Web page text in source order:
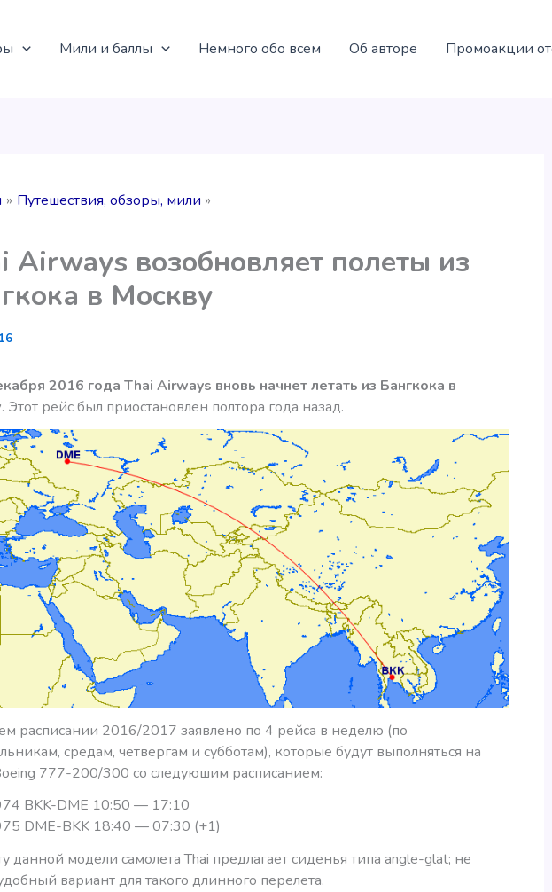
Мили и баллы Немного обо всем Об авторе Промоакции
Путешествия, обзоры, мили
Airways возобновляет полеты из
в Москву
2016 года Thai Airways вновь начнет летать из Бангкока в
. Этот рейс был приостановлен полтора года назад.
расписании 2016/2017 заявлено по 4 рейса в неделю (по
средам, четвергам и субботам), которые будут выполняться на
777-200/300 со следуюшим расписанием:
BKK-DME 10:50 — 17:10
DME-BKK 18:40 — 07:30 (+1)
данной модели самолета Thai предлагает сиденья типа angle-glat; не
вариант для такого длинного перелета.